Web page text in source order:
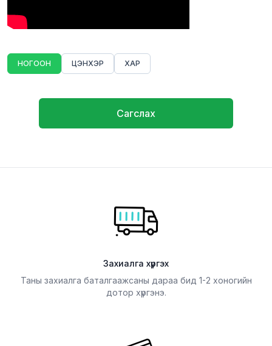
НОГООН ЦЭНХЭР ХАР
Сагслах
Захиалга хүргэх
Таны захиалга баталгаажсаны дараа бид 1-2 хоногийн
дотор хүргэнэ.